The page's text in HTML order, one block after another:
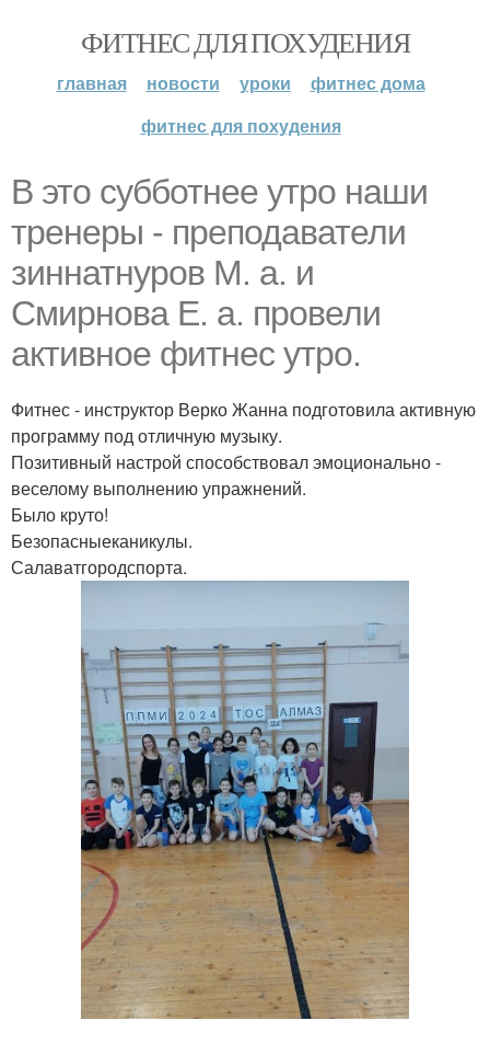
ФИТНЕС ДЛЯ ПОХУДЕНИЯ
главная новости уроки
фитнес дома
фитнес для похудения
В это субботнее утро наши
тренеры - преподаватели
зиннатнуров М. а. и
Смирнова Е. а. провели
активное фитнес утро.
Фитнес - инструктор Верко Жанна подготовила активную
программу под отличную музыку.
Позитивный настрой способствовал эмоционально -
веселому выполнению упражнений.
Было круто!
Безопасныеканикулы.
Салаватгородспорта.